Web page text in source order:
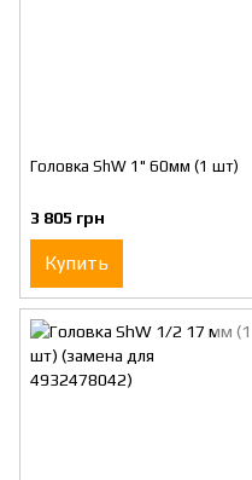
Головка ShW 1" 60мм (1 шт)
3 805 грн
Купить